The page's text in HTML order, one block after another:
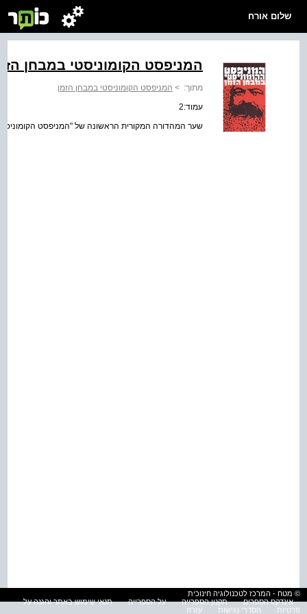
שלום אורח
המניפסט הקומוניסטי במבחן
מתוך: > המניפסט הקומוניסטי במבחן הזמן
עמוד:2
שער המהדורה המקורית הראשונה של "המניפסט
© מטח - המרכז לטכנולוגיה חינוכית
אינדקס הספרים
תקנון הספרייה על הספרייה
תנאי שימוש באתר והגנה על
פרטיות
הסדרי נגישות עזרה